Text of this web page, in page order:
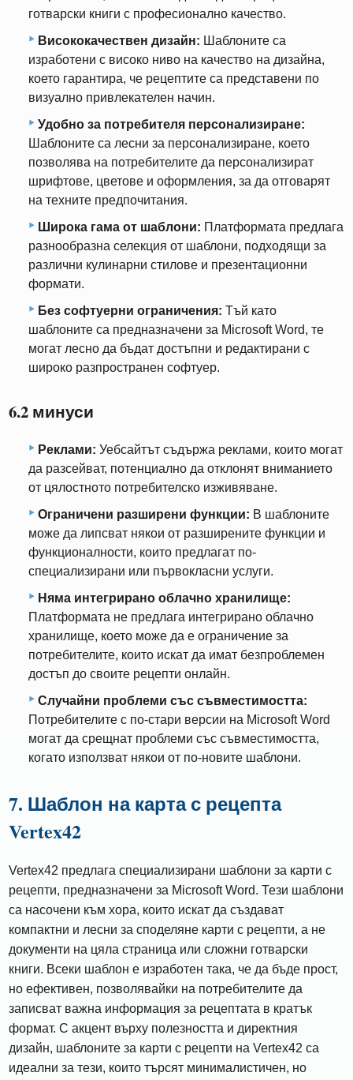
готварски книги с професионално качество.
Висококачествен дизайн: Шаблоните са
изработени с високо ниво на качество на дизайна,
което гарантира, че рецептите са представени по
визуално привлекателен начин.
Удобно за потребителя персонализиране:
Шаблоните са лесни за персонализиране, което
позволява на потребителите да персонализират
шрифтове, цветове и оформления, за да отговарят
на техните предпочитания.
Широка гама от шаблони: Платформата предлага
разнообразна селекция от шаблони, подходящи за
различни кулинарни стилове и презентационни
формати.
Без софтуерни ограничения: Тъй като
шаблоните са предназначени за Microsoft Word, те
могат лесно да бъдат достъпни и редактирани с
широко разпространен софтуер.
6.2 минуси
Реклами: Уебсайтът съдържа реклами, които могат
да разсейват, потенциално да отклонят вниманието
от цялостното потребителско изживяване.
Ограничени разширени функции: В шаблоните
може да липсват някои от разширените функции и
функционалности, които предлагат по-
специализирани или първокласни услуги.
Няма интегрирано облачно хранилище:
Платформата не предлага интегрирано облачно
хранилище, което може да е ограничение за
потребителите, които искат да имат безпроблемен
достъп до своите рецепти онлайн.
Случайни проблеми със съвместимостта:
Потребителите с по-стари версии на Microsoft Word
могат да срещнат проблеми със съвместимостта,
когато използват някои от по-новите шаблони.
7. Шаблон на карта с рецепта
Vertex42
Vertex42 предлага специализирани шаблони за карти с
рецепти, предназначени за Microsoft Word. Тези шаблони
са насочени към хора, които искат да създават
компактни и лесни за споделяне карти с рецепти, а не
документи на цяла страница или сложни готварски
книги. Всеки шаблон е изработен така, че да бъде прост,
но ефективен, позволявайки на потребителите да
записват важна информация за рецептата в кратък
формат. С акцент върху полезността и директния
дизайн, шаблоните за карти с рецепти на Vertex42 са
идеални за тези, които търсят минималистичен, но